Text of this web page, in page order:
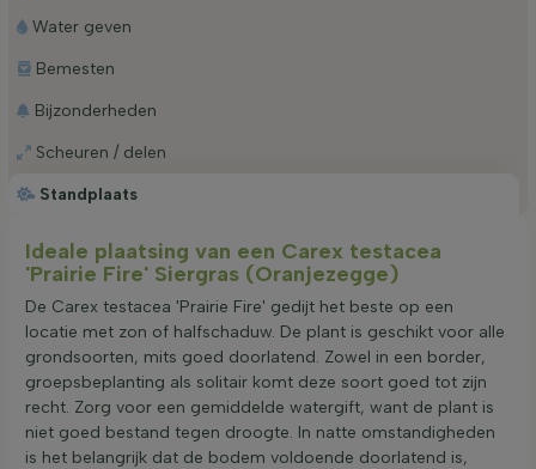
Standplaats
Water geven
Bemesten
Bijzonderheden
Scheuren / delen
Ideale plaatsing van een Carex testacea
'Prairie Fire' Siergras (Oranjezegge)
De Carex testacea 'Prairie Fire' gedijt het beste op een
locatie met zon of halfschaduw. De plant is geschikt voor alle
grondsoorten, mits goed doorlatend. Zowel in een border,
groepsbeplanting als solitair komt deze soort goed tot zijn
recht. Zorg voor een gemiddelde watergift, want de plant is
niet goed bestand tegen droogte. In natte omstandigheden
is het belangrijk dat de bodem voldoende doorlatend is,